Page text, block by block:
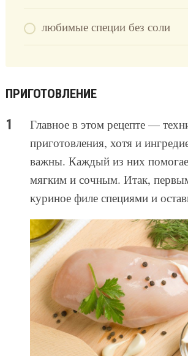
любимые специи без соли
ПРИГОТОВЛЕНИЕ
Главное в этом рецепте —
приготовления, хотя и
важны. Каждый из них
мягким и сочным. Итак,
куриное филе специями и